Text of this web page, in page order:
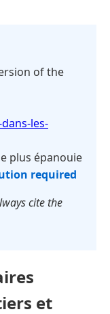
of the
les-
plus épanouie
required
cite the
et